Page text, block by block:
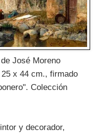
José Moreno
x 44 cm., firmado
Colección
y decorador,